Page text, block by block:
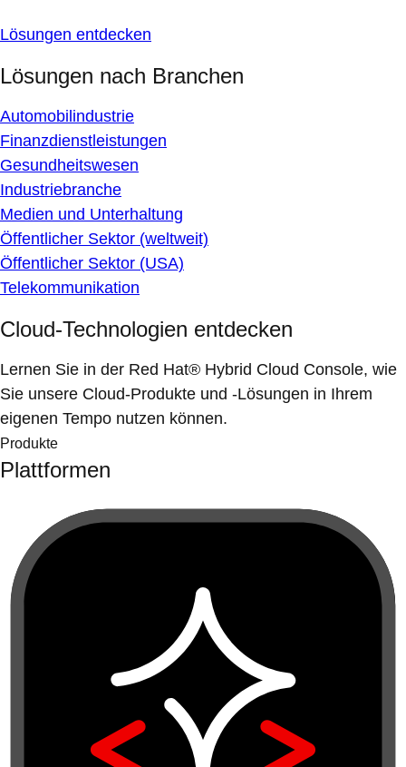
Lösungen entdecken
Lösungen nach Branchen
Automobilindustrie
Finanzdienstleistungen
Gesundheitswesen
Industriebranche
Medien und Unterhaltung
Öffentlicher Sektor (weltweit)
Öffentlicher Sektor (USA)
Telekommunikation
Cloud-Technologien entdecken
Lernen Sie in der Red Hat® Hybrid Cloud Console, wie
Sie unsere Cloud-Produkte und -Lösungen in Ihrem
eigenen Tempo nutzen können.
Produkte
Plattformen